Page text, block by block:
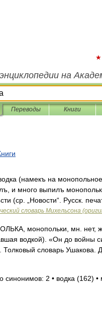
на
Переводы Книги
(намекъ на
и много выпилъ
(ср. „Новости“. Русск.
словарь Михельсона
монопольки, мн. нет,
водкой). «Он до войны
Толковый словарь Ушакова.
синонимов: 2 • водка (162)